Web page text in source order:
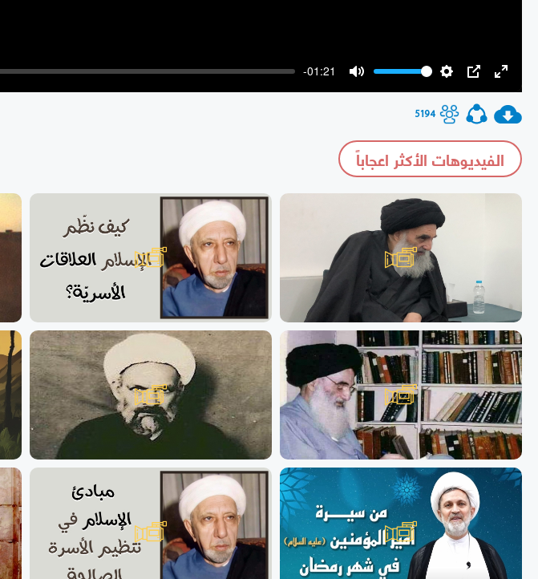
-01:21
5194
الفيديوهات الأكثر اعجاباً